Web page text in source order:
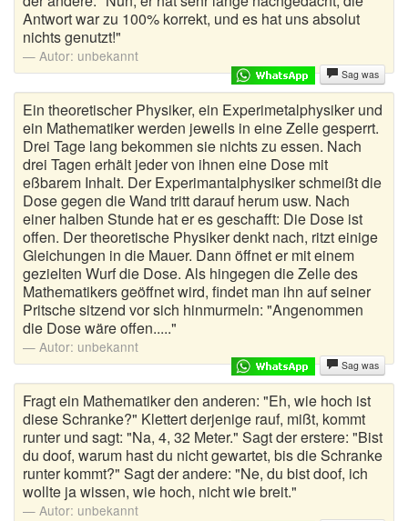
Urlaubswitze
Versaute Witze
Weicheier
Weihnachtswitze
Wortwitze
Wusstest du schon
Zungenbrecher
Zufallswitz
Antwort war zu 100% korrekt, und es hat uns absolut
nichts genutzt!"
Autor: unbekannt
Sag was
Ein theoretischer Physiker, ein Experimetalphysiker und
ein Mathematiker werden jeweils in eine Zelle gesperrt.
Drei Tage lang bekommen sie nichts zu essen. Nach
drei Tagen erhält jeder von ihnen eine Dose mit
eßbarem Inhalt. Der Experimantalphysiker schmeißt die
Dose gegen die Wand tritt darauf herum usw. Nach
einer halben Stunde hat er es geschafft: Die Dose ist
offen. Der theoretische Physiker denkt nach, ritzt einige
Gleichungen in die Mauer. Dann öffnet er mit einem
gezielten Wurf die Dose. Als hingegen die Zelle des
Mathematikers geöffnet wird, findet man ihn auf seiner
Pritsche sitzend vor sich hinmurmeln: "Angenommen
die Dose wäre offen....."
Autor: unbekannt
Sag was
Fragt ein Mathematiker den anderen: "Eh, wie hoch ist
diese Schranke?" Klettert derjenige rauf, mißt, kommt
runter und sagt: "Na, 4, 32 Meter." Sagt der erstere: "Bist
du doof, warum hast du nicht gewartet, bis die Schranke
runter kommt?" Sagt der andere: "Ne, du bist doof, ich
wollte ja wissen, wie hoch, nicht wie breit."
Autor: unbekannt